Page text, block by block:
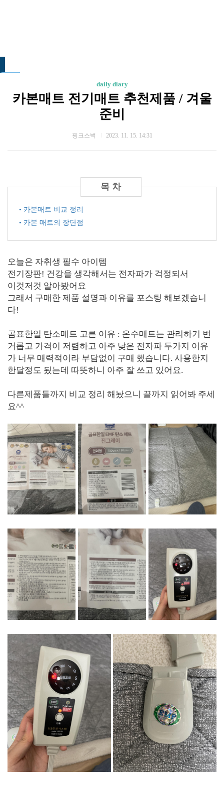
daily diary
카본매트 전기매트 추천제품 / 겨울
준비
핑크스벅 2023. 11. 15. 14:31
• 카본매트 비교 정리
• 카본 매트의 장단점
오늘은 자취생 필수 아이템
전기장판! 건강을 생각해서는 전자파가 걱정되서
이것저것 알아봤어요
그래서 구매한 제품 설명과 이유를 포스팅 해보겠습니
다!
곰표한일 탄소매트 고른 이유 : 온수매트는 관리하기 번
거롭고 가격이 저렴하고 아주 낮은 전자파 두가지 이유
가 너무 매력적이라 부담없이 구매 했습니다. 사용한지
한달정도 됬는데 따뜻하니 아주 잘 쓰고 있어요.
다른제품들까지 비교 정리 해놨으니 끝까지 읽어봐 주세
요^^